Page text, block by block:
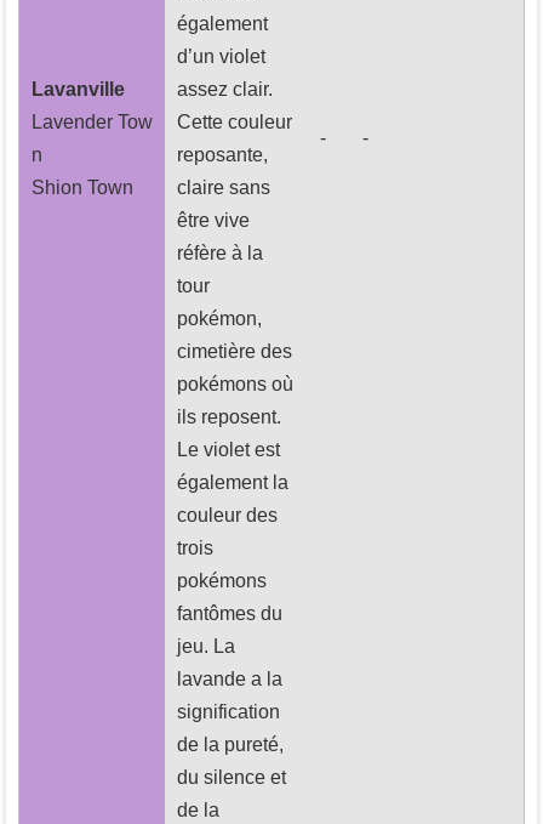
Lavanville
Lavender Tow
n
Shion Town
également
d’un violet
assez clair.
Cette couleur
reposante,
claire sans
être vive
réfère à la
tour
pokémon,
cimetière des
pokémons où
ils reposent.
Le violet est
également la
couleur des
trois
pokémons
fantômes du
jeu. La
lavande a la
signification
de la pureté,
du silence et
de la
- -